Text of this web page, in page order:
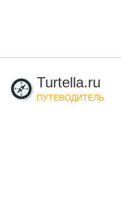
Turtella.ru
ПУТЕВОДИТЕЛЬ